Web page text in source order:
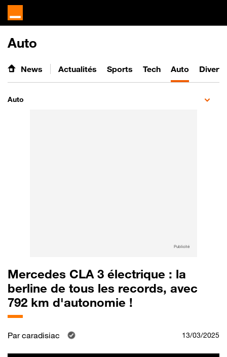
Auto
News Actualités Sports Tech Auto
Auto
Publicité
Mercedes CLA 3 électrique : la
berline de tous les records, avec
792 km d'autonomie !
Parcaradisiac 13/03/2025